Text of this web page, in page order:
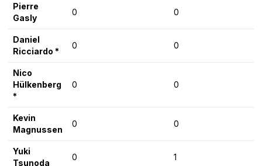
Pierre
Gasly
0 0
Daniel
Ricciardo *
0 0
Nico
Hülkenberg
*
0 0
Kevin
Magnussen
0 0
Yuki
Tsunoda
0 1